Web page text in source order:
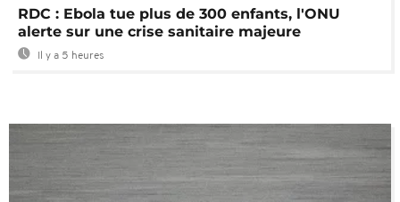
RDC : Ebola tue plus de 300 enfants, l'ONU
alerte sur une crise sanitaire majeure
Il y a 5 heures